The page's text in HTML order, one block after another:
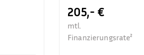
205,- €
mtl.
Finanzierungsrate²